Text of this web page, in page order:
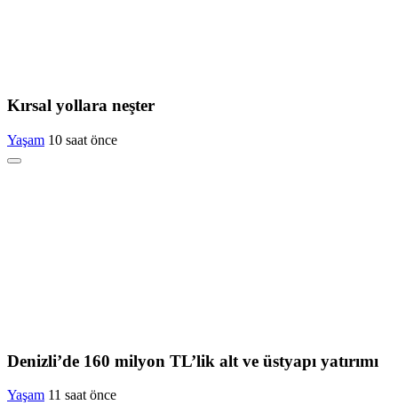
Kırsal yollara neşter
Yaşam 10 saat önce
Denizli’de 160 milyon TL’lik alt ve üstyapı yatırımı
Yaşam 11 saat önce